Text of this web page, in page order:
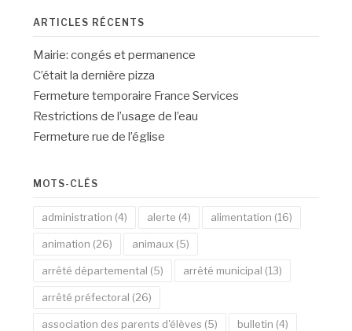
ARTICLES RÉCENTS
Mairie: congés et permanence
C’était la dernière pizza
Fermeture temporaire France Services
Restrictions de l’usage de l’eau
Fermeture rue de l’église
MOTS-CLÉS
administration (4) alerte (4) alimentation (16)
animation (26) animaux (5)
arrêté départemental (5) arrêté municipal (13)
arrêté préfectoral (26)
association des parents d'élèves (5) bulletin (4)